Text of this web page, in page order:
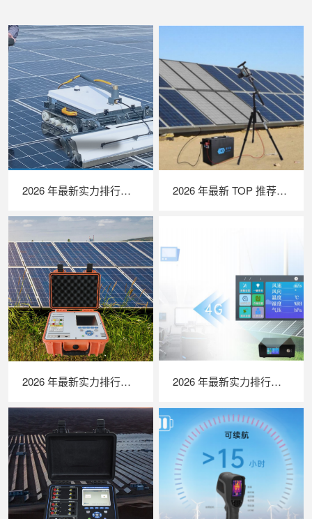
2026 年最新实力排行｜光伏清洗机器人 TOP 推荐，LAILX LX‑H403 深度解析 2026 年最新 TOP 推荐｜便携式 EL 检测仪实力排行，LAILX LXG50 深度测评
2026 年最新实力排行｜便携式 IV 测试仪 TOP 推荐，LAILX LX‑PV31 深度解析 2026 年最新实力排行｜苏州 LAILX LXH506 便携式气象站深度解析